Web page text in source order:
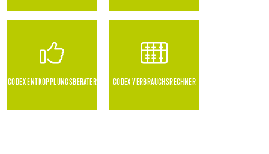
CODEX ENTKOPPLUNGSBERATER CODEX VERBRAUCHSRECHNER